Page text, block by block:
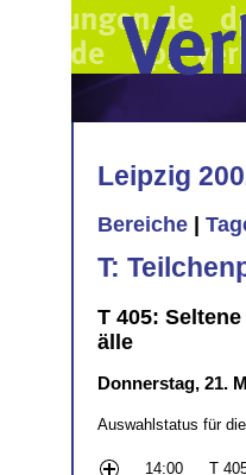
Leipzig
Bereiche
T:
T 405:
älle
Donnerstag, 21.
Auswahlstatus für
14:00 T